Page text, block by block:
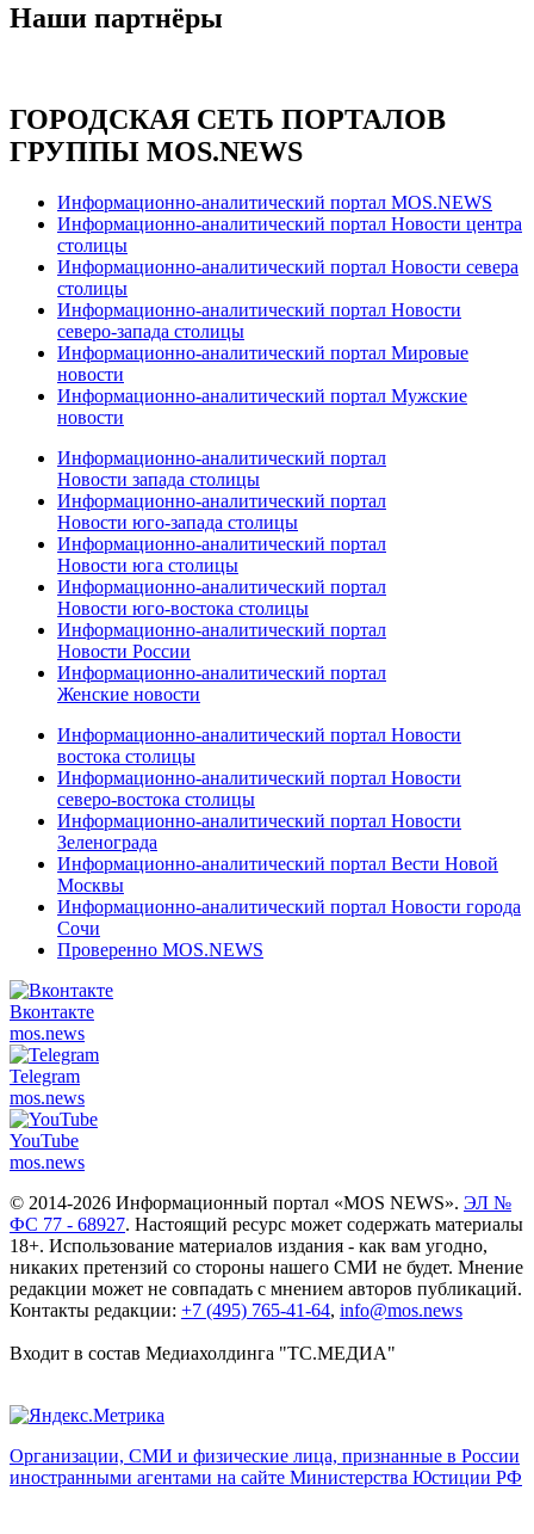
Наши партнёры
ГОРОДСКАЯ СЕТЬ ПОРТАЛОВ
ГРУППЫ MOS.NEWS
Информационно-аналитический портал MOS.NEWS
Информационно-аналитический портал Новости центра
столицы
Информационно-аналитический портал Новости севера
столицы
Информационно-аналитический портал Новости
северо-запада столицы
Информационно-аналитический портал Мировые
новости
Информационно-аналитический портал Мужские
новости
Информационно-аналитический портал
Новости запада столицы
Информационно-аналитический портал
Новости юго-запада столицы
Информационно-аналитический портал
Новости юга столицы
Информационно-аналитический портал
Новости юго-востока столицы
Информационно-аналитический портал
Новости России
Информационно-аналитический портал
Женские новости
Информационно-аналитический портал Новости
востока столицы
Информационно-аналитический портал Новости
северо-востока столицы
Информационно-аналитический портал Новости
Зеленограда
Информационно-аналитический портал Вести Новой
Москвы
Информационно-аналитический портал Новости города
Сочи
Проверенно MOS.NEWS
Вконтакте
mos.news
Telegram
mos.news
YouTube
mos.news
© 2014-2026 Информационный портал «MOS NEWS». ЭЛ №
ФС 77 - 68927. Настоящий ресурс может содержать материалы
18+. Использование материалов издания - как вам угодно,
никаких претензий со стороны нашего СМИ не будет. Мнение
редакции может не совпадать с мнением авторов публикаций.
Контакты редакции: +7 (495) 765-41-64, info@mos.news
Входит в состав Медиахолдинга "ТС.МЕДИА"
Организации, СМИ и физические лица, признанные в России
иностранными агентами на сайте Министерства Юстиции РФ